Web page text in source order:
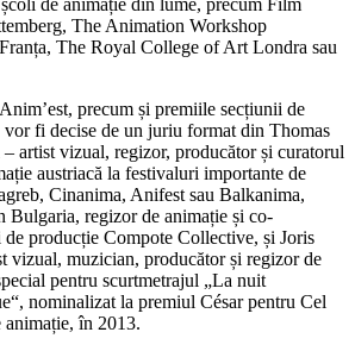
The Animation Workshop
The Royal College of Art Londra sau
precum și premiile secțiunii de
vor fi decise de un juriu format din Thomas
artist vizual, regizor, producător și curatorul
austriacă la festivaluri importante de
Cinanima, Anifest sau Balkanima,
Bulgaria, regizor de animație și co-
de producție Compote Collective, și Joris
vizual, muzician, producător și regizor de
pentru scurtmetrajul „La nuit
nominalizat la premiul César pentru Cel
animație, în 2013.